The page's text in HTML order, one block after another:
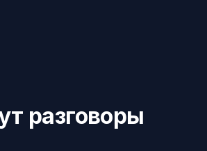
разговоры